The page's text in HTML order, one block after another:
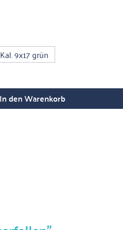
9x17 grün
Wert ein
In den Warenkorb